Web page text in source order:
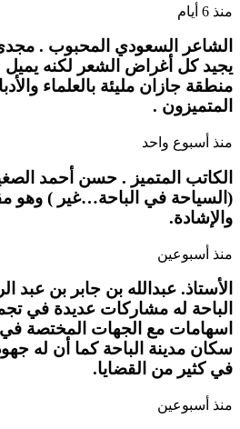
منذ 6 أيام
الشاعر السعودي المحبوب .
يجيد كل أغراض الشعر لكنه يميل
منطقة جازان مليئة بالعلماء
المتميزون .
منذ أسبوع واحد
الكاتب المتميز . حسن أحمد
(السياحة في الباحة…غير ) وهو
والإشادة.
منذ أسبوعين
الأستاذ. عبدالله بن جابر بن عبد
الباحة له مشاركات عديدة في
اسهامات مع الجهات المختصة في
سكان مدينة الباحة كما أن له
في كثير من القضايا.
منذ أسبوعين